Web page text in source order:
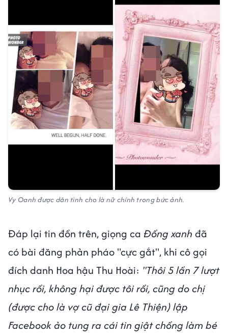
Vy Oanh được dân tình cho là nữ chính trong bức ảnh.
Đáp lại tin đồn trên, giọng ca Đồng xanh đã
có bài đăng phản pháo "cực gắt", khi cô gọi
đích danh Hoa hậu Thu Hoài: "Thôi 5 lần 7 lượt
nhục rồi, không hại được tôi rồi, cũng do chị
(được cho là vợ cũ đại gia Lê Thiện) lập
Facebook ảo tung ra cái tin giật chồng làm bé